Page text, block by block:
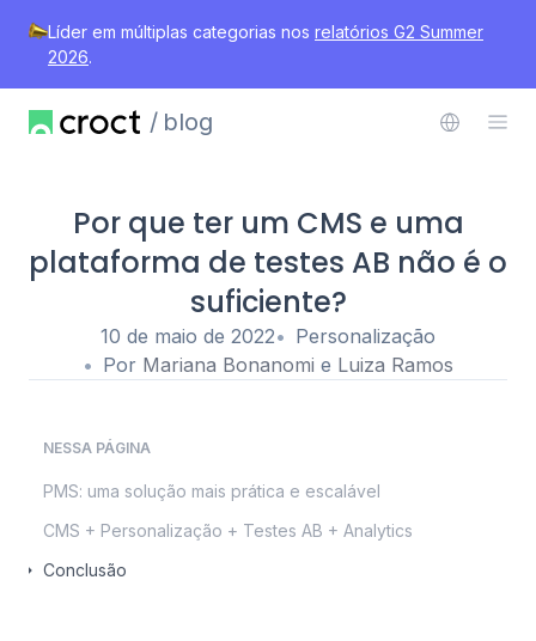
Líder em múltiplas categorias nos relatórios G2 Summer
2026.
blog
Por que ter um CMS e uma
plataforma de testes AB não é o
suficiente?
10 de maio de 2022
Personalização
Por Mariana Bonanomi e Luiza Ramos
NESSA PÁGINA
PMS: uma solução mais prática e escalável
CMS + Personalização + Testes AB + Analytics
Conclusão